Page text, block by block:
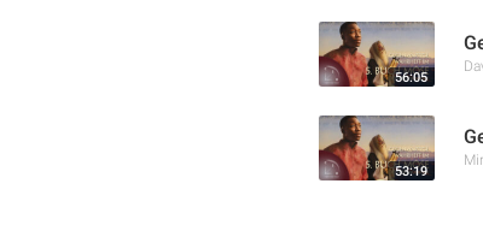
56:05
53:19